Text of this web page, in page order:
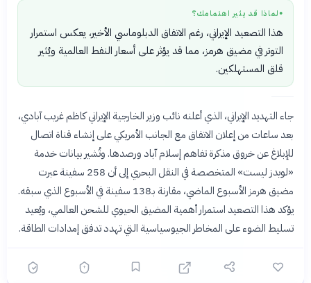
● لماذا قد يثير اهتمامك؟
هذا التصعيد الإيراني، رغم الاتفاق الدبلوماسي الأخير، يعكس استمرار
التوتر في مضيق هرمز، مما قد يؤثر على أسعار النفط العالمية ويُثير
قلق المستهلكين.
جاء التهديد الإيراني، الذي أعلنه نائب وزير الخارجية الإيراني كاظم غريب آبادي،
بعد ساعات من إعلان الاتفاق مع الجانب الأمريكي على إنشاء قناة اتصال
للإبلاغ عن خروق مذكرة تفاهم إسلام آباد ورصدها. وتُشير بيانات خدمة
«لويدز ليست» المتخصصة في النقل البحري إلى أن 258 سفينة عبرت
مضيق هرمز الأسبوع الماضي، مقارنة بـ138 سفينة في الأسبوع الذي سبقه.
يؤكد هذا التصعيد استمرار أهمية المضيق الحيوي للشحن العالمي، ويُعيد
تسليط الضوء على المخاطر الجيوسياسية التي تهدد تدفق إمدادات الطاقة.
؟ 🎯
6سؤال 🟡 متوسط ابدأ ←